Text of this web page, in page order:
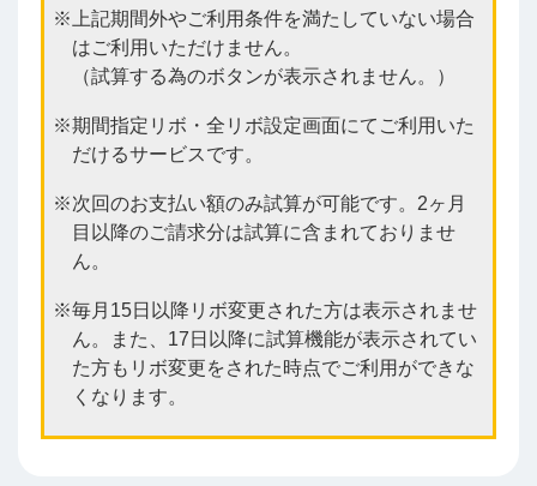
上記期間外やご利用条件を満たしていない場合
はご利用いただけません。
（試算する為のボタンが表示されません。）
期間指定リボ・全リボ設定画面にてご利用いた
だけるサービスです。
次回のお支払い額のみ試算が可能です。2ヶ月
目以降のご請求分は試算に含まれておりませ
ん。
毎月15日以降リボ変更された方は表示されませ
ん。また、17日以降に試算機能が表示されてい
た方もリボ変更をされた時点でご利用ができな
くなります。